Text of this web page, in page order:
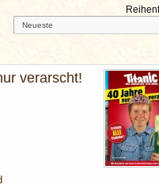
verarscht!